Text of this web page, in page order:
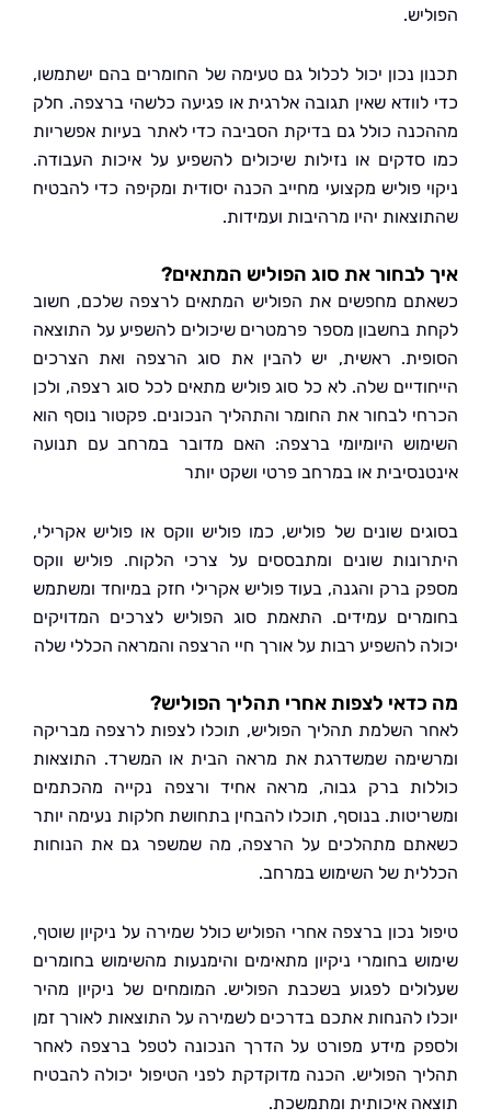
נכון יכול לכלול גם טעימה של החומרים בהם ישתמשו,
שאין תגובה אלרגית או פגיעה כלשהי ברצפה. חלק
כולל גם בדיקת הסביבה כדי לאתר בעיות אפשריות
או נזילות שיכולים להשפיע על איכות העבודה.
פוליש מקצועי מחייב הכנה יסודית ומקיפה כדי להבטיח
יהיו מרהיבות ועמידות.
לבחור את סוג הפוליש המתאים?
מחפשים את הפוליש המתאים לרצפה שלכם, חשוב
בחשבון מספר פרמטרים שיכולים להשפיע על התוצאה
ראשית, יש להבין את סוג הרצפה ואת הצרכים
שלה. לא כל סוג פוליש מתאים לכל סוג רצפה, ולכן
לבחור את החומר והתהליך הנכונים. פקטור נוסף הוא
היומיומי ברצפה: האם מדובר במרחב עם תנועה
או במרחב פרטי ושקט יותר
שונים של פוליש, כמו פוליש ווקס או פוליש אקרילי,
שונים ומתבססים על צרכי הלקוח. פוליש ווקס
ברק והגנה, בעוד פוליש אקרילי חזק במיוחד ומשתמש
עמידים. התאמת סוג הפוליש לצרכים המדויקים
להשפיע רבות על אורך חיי הרצפה והמראה הכללי שלה
לצפות אחרי תהליך הפוליש?
השלמת תהליך הפוליש, תוכלו לצפות לרצפה מבריקה
שמשדרגת את מראה הבית או המשרד. התוצאות
ברק גבוה, מראה אחיד ורצפה נקייה מהכתמים
בנוסף, תוכלו להבחין בתחושת חלקות נעימה יותר
מתהלכים על הרצפה, מה שמשפר גם את הנוחות
של השימוש במרחב.
נכון ברצפה אחרי הפוליש כולל שמירה על ניקיון שוטף,
בחומרי ניקיון מתאימים והימנעות מהשימוש בחומרים
לפגוע בשכבת הפוליש. המומחים של ניקיון מהיר
להנחות אתכם בדרכים לשמירה על התוצאות לאורך זמן
מידע מפורט על הדרך הנכונה לטפל ברצפה לאחר
הפוליש. הכנה מדוקדקת לפני הטיפול יכולה להבטיח
איכותית ומתמשכת.